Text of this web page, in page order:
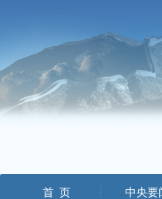
首 页 中央要